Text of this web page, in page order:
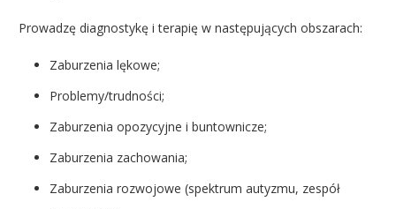
Prowadzę diagnostykę i terapię w następujących obszarach:
Zaburzenia lękowe;
Problemy/trudności;
Zaburzenia opozycyjne i buntownicze;
Zaburzenia zachowania;
Zaburzenia rozwojowe (spektrum autyzmu, zespół